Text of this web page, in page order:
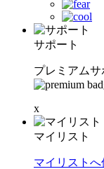
サポート
プレミアムサ
x
マイリスト
マイリストへ